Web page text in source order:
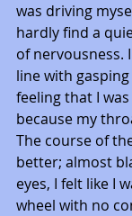
was driving
hardly find a
of nervousness.
line with
feeling that I
because my
The course of
better; almost
eyes, I felt like I
wheel with no